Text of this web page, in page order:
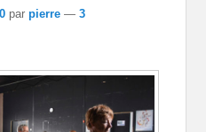
parpierre —3